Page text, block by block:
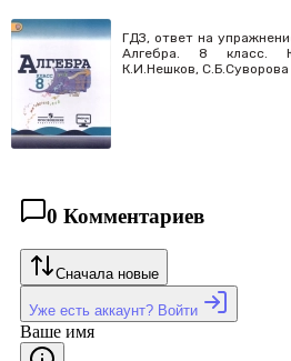
ГДЗ, ответ на
Алгебра. 8 класс.
К.И.Нешков,